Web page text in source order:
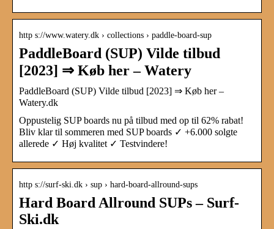
http s://www.watery.dk › collections › paddle-board-sup
PaddleBoard (SUP) Vilde tilbud
[2023] ⇒ Køb her – Watery
PaddleBoard (SUP) Vilde tilbud [2023] ⇒ Køb her –
Watery.dk
Oppustelig SUP boards nu på tilbud med op til 62% rabat!
Bliv klar til sommeren med SUP boards ✓ +6.000 solgte
allerede ✓ Høj kvalitet ✓ Testvindere!
http s://surf-ski.dk › sup › hard-board-allround-sups
Hard Board Allround SUPs – Surf-
Ski.dk